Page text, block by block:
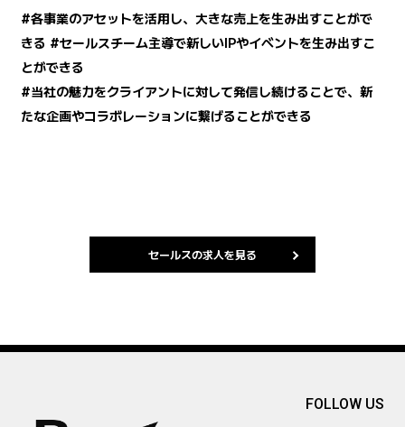
#各事業のアセットを活用し、大きな売上を生み出すことがで
きる #セールスチーム主導で新しいIPやイベントを生み出すこ
とができる
#当社の魅力をクライアントに対して発信し続けることで、新
たな企画やコラボレーションに繋げることができる
セールスの求人を見る
FOLLOW US